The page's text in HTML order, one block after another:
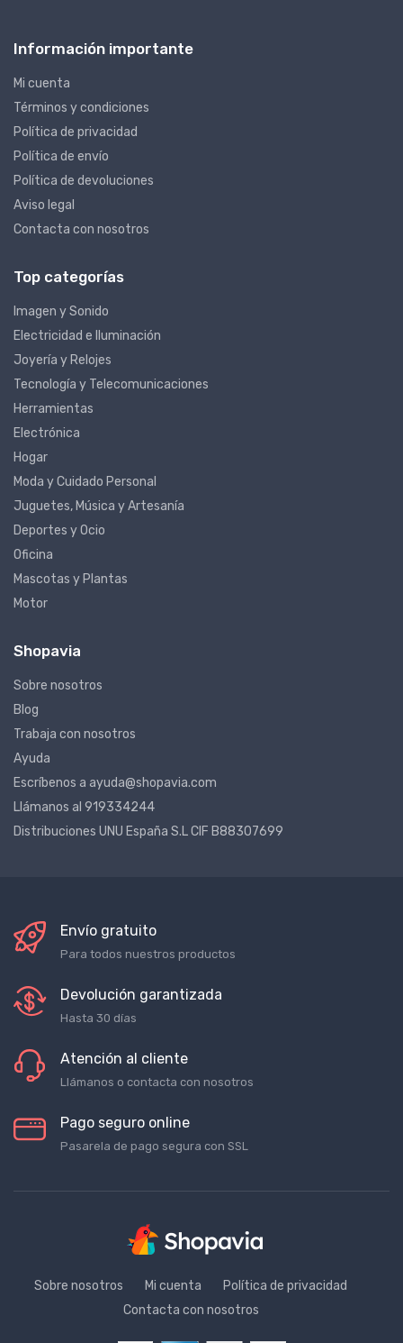
Información importante
Mi cuenta
Términos y condiciones
Política de privacidad
Política de envío
Política de devoluciones
Aviso legal
Contacta con nosotros
Top categorías
Imagen y Sonido
Electricidad e Iluminación
Joyería y Relojes
Tecnología y Telecomunicaciones
Herramientas
Electrónica
Hogar
Moda y Cuidado Personal
Juguetes, Música y Artesanía
Deportes y Ocio
Oficina
Mascotas y Plantas
Motor
Shopavia
Sobre nosotros
Blog
Trabaja con nosotros
Ayuda
Escríbenos a ayuda@shopavia.com
Llámanos al 919334244
Distribuciones UNU España S.L CIF B88307699
Envío gratuito
Para todos nuestros productos
Devolución garantizada
Hasta 30 días
Atención al cliente
Llámanos o contacta con nosotros
Pago seguro online
Pasarela de pago segura con SSL
Sobre nosotros Mi cuenta
Política de privacidad
Contacta con nosotros